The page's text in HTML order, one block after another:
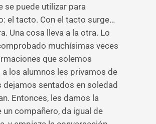
se puede utilizar para
el tacto. Con el tacto surge…
Una cosa lleva a la otra. Lo
muchísimas veces
que solemos
los alumnos les privamos de
dejamos sentados en soledad
Entonces, les damos la
un compañero, da igual de